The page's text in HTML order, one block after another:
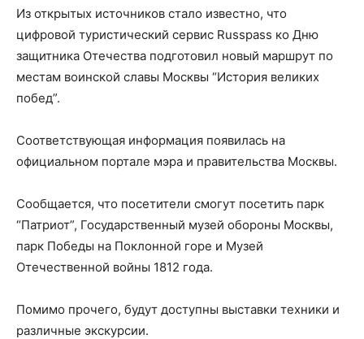
Из открытых источников стало известно, что
цифровой туристический сервис Russpass ко Дню
защитника Отечества подготовил новый маршрут по
местам воинской славы Москвы “История великих
побед”.
Соответствующая информация появилась на
официальном портале мэра и правительства Москвы.
Сообщается, что посетители смогут посетить парк
“Патриот”, Государственный музей обороны Москвы,
парк Победы на Поклонной горе и Музей
Отечественной войны 1812 года.
Помимо прочего, будут доступны выставки техники и
различные экскурсии.